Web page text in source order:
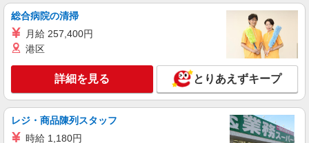
ライフ鵜の木店 東京都大田区鵜の木3-24-2
キープ 詳細を見る
パート
ライフマチノマ大森店（店舗コード637）
総合病院の清掃
月給 257,400円
港区
詳細を見る とりあえずキープ
レジ・商品陳列スタッフ
時給 1,180円